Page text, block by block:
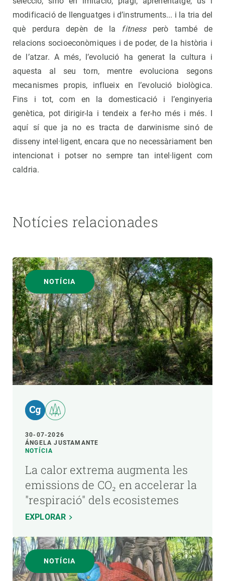
modificació de llenguatges i d’instruments... i la tria del
què perdura depèn de la fitnessperò també de
relacions socioeconòmiques i de poder, de la història i
de l’atzar. A més, l’evolució ha generat la cultura i
aquesta al seu torn, mentre evoluciona segons
mecanismes propis, influeix en l’evolució biològica.
Fins i tot, com en la domesticació i l’enginyeria
genètica, pot dirigir-la i tendeix a fer-ho més i més. I
aquí sí que ja no es tracta de darwinisme sinó de
disseny intel·ligent, encara que no necessàriament ben
intencionat i potser no sempre tan intel·ligent com
caldria.
Notícies relacionades
NOTÍCIA
30-07-2026
ÁNGELA JUSTAMANTE
NOTÍCIA
La calor extrema augmenta les
emissions de CO₂ en accelerar la
"respiració" dels ecosistemes
EXPLORAR
NOTÍCIA